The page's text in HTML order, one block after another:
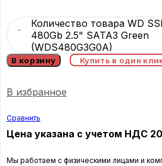
Количество товара WD
480Gb 2.5" SATA3 Green
(WDS480G3G0A)
В корзину Купить в один
В избранное
Сравнить
Цена указана с учетом НДС
Мы работаем с физическими лицами и